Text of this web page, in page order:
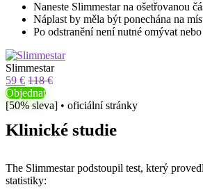
Naneste Slimmestarna ošetřovanou
Náplast by měla být ponechána na
Po odstranění není nutné omývat
Slimmestar
59 € 118 €
Objednat
[50% sleva] • oficiální stránky
Klinické studie
The Slimmestarpodstoupil test, který
statistiky: